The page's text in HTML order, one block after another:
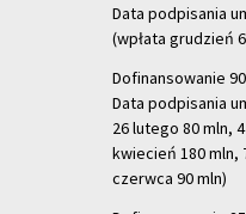
Data podpisania
(wpłata grudzień
Dofinansowanie
Data podpisania
26 lutego 80 mln,
kwiecień 180 mln,
czerwca 90 mln)